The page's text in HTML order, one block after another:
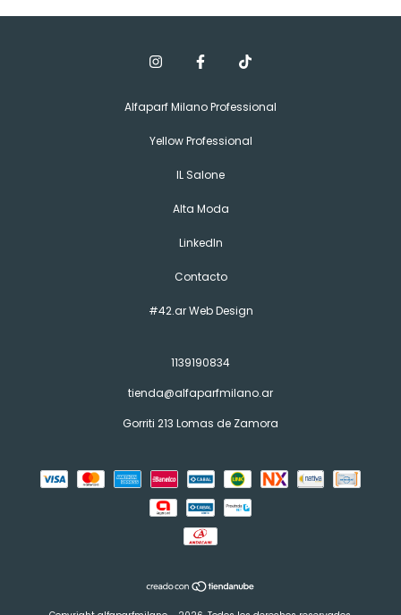
Alfaparf Milano Professional
Yellow Professional
IL Salone
Alta Moda
LinkedIn
Contacto
#42.ar Web Design
1139190834
tienda@alfaparfmilano.ar
Gorriti 213 Lomas de Zamora